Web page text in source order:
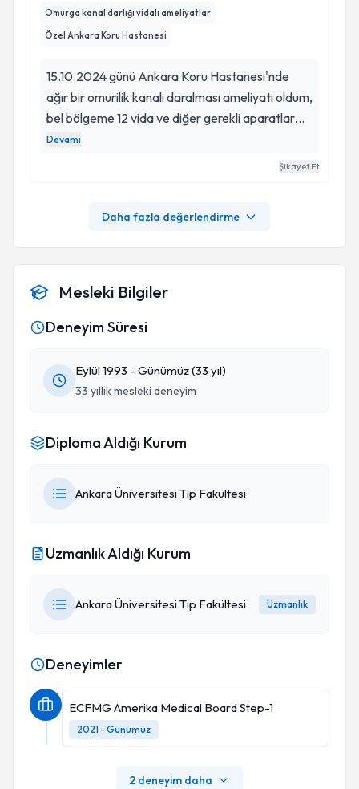
Omurga kanal darlığı vidalı ameliyatlar
Özel Ankara Koru Hastanesi
15.10.2024 günü Ankara Koru Hastanesi'nde
ağır bir omurilik kanalı daralması ameliyatı oldum,
bel bölgeme 12 vida ve diğer gerekli aparatlar
takıldı. Beş saat süren bu zorlu ameliyatı büyük
bir başarıyla yapan Prof. Dr. Gülşah Bademci'ye
olumlu yaklaşımı ile bende büyük bir güven
duygusu oluşturdu, ve sonuçta da beni son
derece rahatlatan bir operasyonu başarılı ile
tamamladı. Bu vesile ile, ameliyatıma katılan tüm
ekibe ve Koru Hastanesi'nin tüm çalışanlarına da,
yoğun ilgileri ve güler yüzleri için teşekkür
Devamı
Şikayet Et
Daha fazla değerlendirme
Mesleki Bilgiler
Deneyim Süresi
Eylül 1993 - Günümüz (33 yıl)
33 yıllık mesleki deneyim
Diploma Aldığı Kurum
Ankara Üniversitesi Tıp Fakültesi
Uzmanlık Aldığı Kurum
Ankara Üniversitesi Tıp Fakültesi Uzmanlık
Deneyimler
ECFMG Amerika Medical Board Step-1
2021 - Günümüz
2 deneyim daha